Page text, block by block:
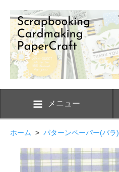
メニュー
ホーム > パターンペーパー(バラ)